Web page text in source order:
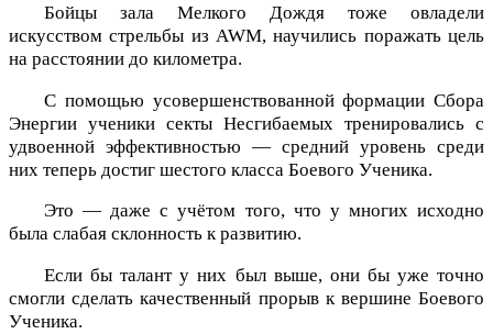
Бойцы зала Мелкого Дождя тоже овладели
искусством стрельбы из AWM, научились поражать цель
на расстоянии до километра.
С помощью усовершенствованной формации Сбора
Энергии ученики секты Несгибаемых тренировались с
удвоенной эффективностью — средний уровень среди
них теперь достиг шестого класса Боевого Ученика.
Это — даже с учётом того, что у многих исходно
была слабая склонность к развитию.
Если бы талант у них был выше, они бы уже точно
смогли сделать качественный прорыв к вершине Боевого
Ученика.